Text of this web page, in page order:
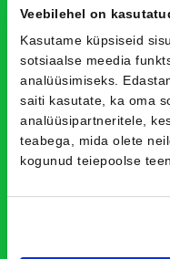
Veebilehel on
Kasutame küpsiseid
sotsiaalse meedia
analüüsimiseks.
saiti kasutate, ka oma
analüüsipartneritele,
teabega, mida olete
kogunud teiepoolse